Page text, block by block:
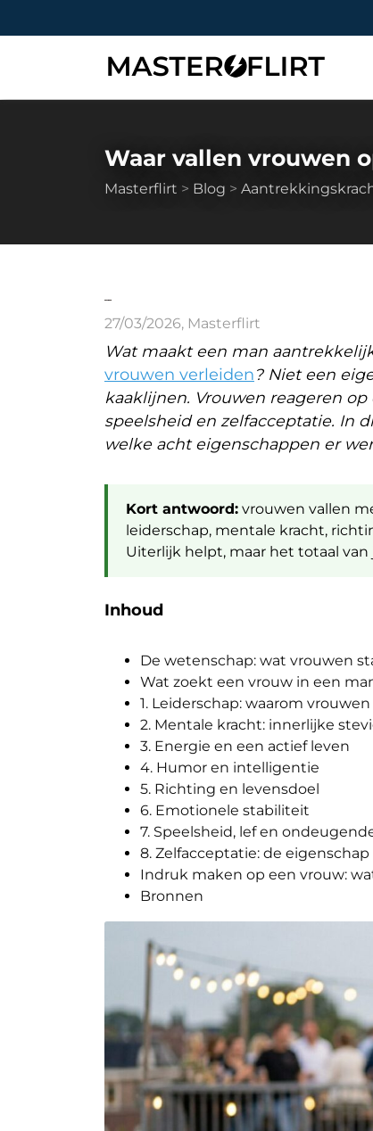
Waar vallen vrouwen
Masterflirt > Blog >
27/03/2026, Masterflirt
Wat maakt een man
vrouwen verleiden? Niet een
kaaklijnen. Vrouwen reageren
speelsheid en zelfacceptatie. In
welke acht eigenschappen er
Kort antwoord: vrouwen vallen
leiderschap, mentale kracht,
Uiterlijk helpt, maar het totaal
Inhoud
De wetenschap: wat vrouwen
Wat zoekt een vrouw in een
1. Leiderschap: waarom
2. Mentale kracht: innerlijke
3. Energie en een actief leven
4. Humor en intelligentie
5. Richting en levensdoel
6. Emotionele stabiliteit
7. Speelsheid, lef en
8. Zelfacceptatie: de
Indruk maken op een vrouw:
Bronnen